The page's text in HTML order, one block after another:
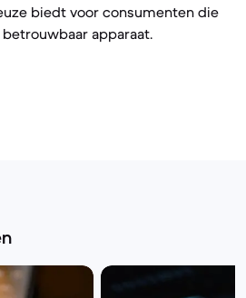
biedt voor consumenten die
apparaat.